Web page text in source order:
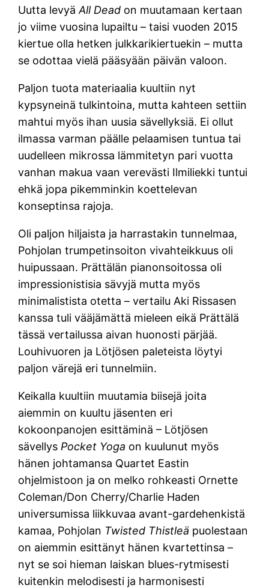
Uutta levyäAll Dead on muutamaan kertaan
jo viime vuosina lupailtu – taisi vuoden 2015
kiertue olla hetken julkkarikiertuekin – mutta
se odottaa vielä pääsyään päivän valoon.
Paljon tuota materiaalia kuultiin nyt
kypsyneinä tulkintoina, mutta kahteen settiin
mahtui myös ihan uusia sävellyksiä. Ei ollut
ilmassa varman päälle pelaamisen tuntua tai
uudelleen mikrossa lämmitetyn pari vuotta
vanhan makua vaan verevästi Ilmiliekki tuntui
ehkä jopa pikemminkin koettelevan
konseptinsa rajoja.
Oli paljon hiljaista ja harrastakin tunnelmaa,
Pohjolan trumpetinsoiton vivahteikkuus oli
huipussaan. Prättälän pianonsoitossa oli
impressionistisia sävyjä mutta myös
minimalistista otetta – vertailu Aki Rissasen
kanssa tuli vääjämättä mieleen eikä Prättälä
tässä vertailussa aivan huonosti pärjää.
Louhivuoren ja Lötjösen paleteista löytyi
paljon värejä eri tunnelmiin.
Keikalla kuultiin muutamia biisejä joita
aiemmin on kuultu jäsenten eri
kokoonpanojen esittäminä – Lötjösen
sävellys Pocket Yoga on kuulunut myös
hänen johtamansa Quartet Eastin
ohjelmistoon ja on melko rohkeasti Ornette
Coleman/Don Cherry/Charlie Haden
universumissa liikkuvaa avant-gardehenkistä
kamaa, Pohjolan Twisted Thistleä puolestaan
on aiemmin esittänyt hänen kvartettinsa –
nyt se soi hieman laiskan blues-rytmisesti
kuitenkin melodisesti ja harmonisesti